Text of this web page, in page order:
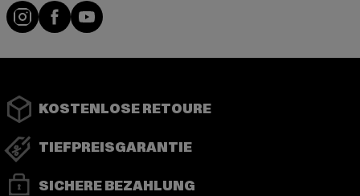
Instagram
FacebookYouTube
KOSTENLOSE RETOURE
TIEFPREISGARANTIE
SICHERE BEZAHLUNG